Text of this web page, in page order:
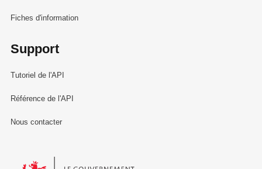
Fiches d'information
Support
Tutoriel de l'API
Référence de l'API
Nous contacter
Le Gouvernement du Grand-Duché de Luxembourg - Service